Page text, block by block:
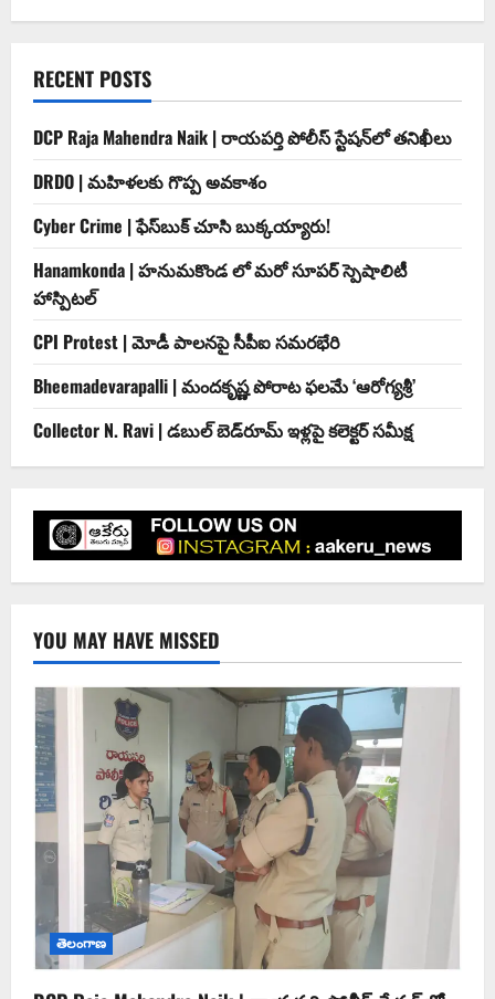
RECENT POSTS
DCP Raja Mahendra Naik | రాయపర్తి పోలీస్ స్టేషన్‌లో తనిఖీలు
DRDO | మహిళలకు గొప్ప అవకాశం
Cyber Crime | ఫేస్‌బుక్‌ చూసి బుక్కయ్యారు!
Hanamkonda | హనుమకొండ లో మరో సూపర్ స్పెషాలిటీ
హాస్పిటల్
CPI Protest | మోడీ పాలనపై సీపీఐ సమరభేరి
Bheemadevarapalli | మందకృష్ణ పోరాట ఫలమే ‘ఆరోగ్యశ్రీ’
Collector N. Ravi | డబుల్ బెడ్‌రూమ్ ఇళ్లపై కలెక్టర్ సమీక్ష
YOU MAY HAVE MISSED
తెలంగాణ